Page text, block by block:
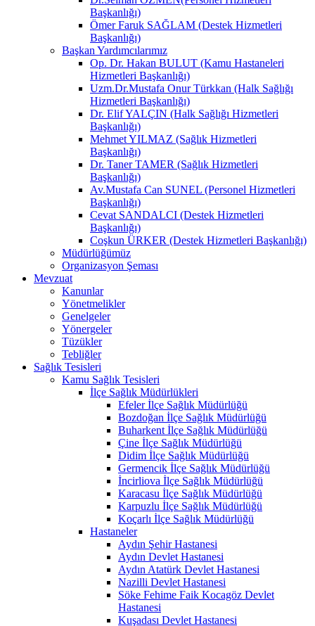
Başkanlığı)
Ömer Faruk SAĞLAM (Destek Hizmetleri
Başkanlığı)
Başkan Yardımcılarımız
Op. Dr. Hakan BULUT (Kamu Hastaneleri
Hizmetleri Başkanlığı)
Uzm.Dr.Mustafa Onur Türkkan (Halk Sağlığı
Hizmetleri Başkanlığı)
Dr. Elif YALÇIN (Halk Sağlığı Hizmetleri
Başkanlığı)
Mehmet YILMAZ (Sağlık Hizmetleri
Başkanlığı)
Dr. Taner TAMER (Sağlık Hizmetleri
Başkanlığı)
Av.Mustafa Can SUNEL (Personel Hizmetleri
Başkanlığı)
Cevat SANDALCI (Destek Hizmetleri
Başkanlığı)
Coşkun ÜRKER (Destek Hizmetleri Başkanlığı)
Müdürlüğümüz
Organizasyon Şeması
Mevzuat
Kanunlar
Yönetmelikler
Genelgeler
Yönergeler
Tüzükler
Tebliğler
Sağlık Tesisleri
Kamu Sağlık Tesisleri
İlçe Sağlık Müdürlükleri
Efeler İlçe Sağlık Müdürlüğü
Bozdoğan İlçe Sağlık Müdürlüğü
Buharkent İlçe Sağlık Müdürlüğü
Çine İlçe Sağlık Müdürlüğü
Didim İlçe Sağlık Müdürlüğü
Germencik İlçe Sağlık Müdürlüğü
İncirliova İlçe Sağlık Müdürlüğü
Karacasu İlçe Sağlık Müdürlüğü
Karpuzlu İlçe Sağlık Müdürlüğü
Koçarlı İlçe Sağlık Müdürlüğü
Hastaneler
Aydın Şehir Hastanesi
Aydın Devlet Hastanesi
Aydın Atatürk Devlet Hastanesi
Nazilli Devlet Hastanesi
Söke Fehime Faik Kocagöz Devlet
Hastanesi
Kuşadası Devlet Hastanesi